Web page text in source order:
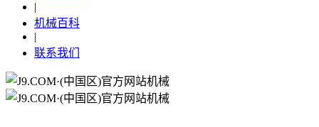
|
机械百科
|
联系我们